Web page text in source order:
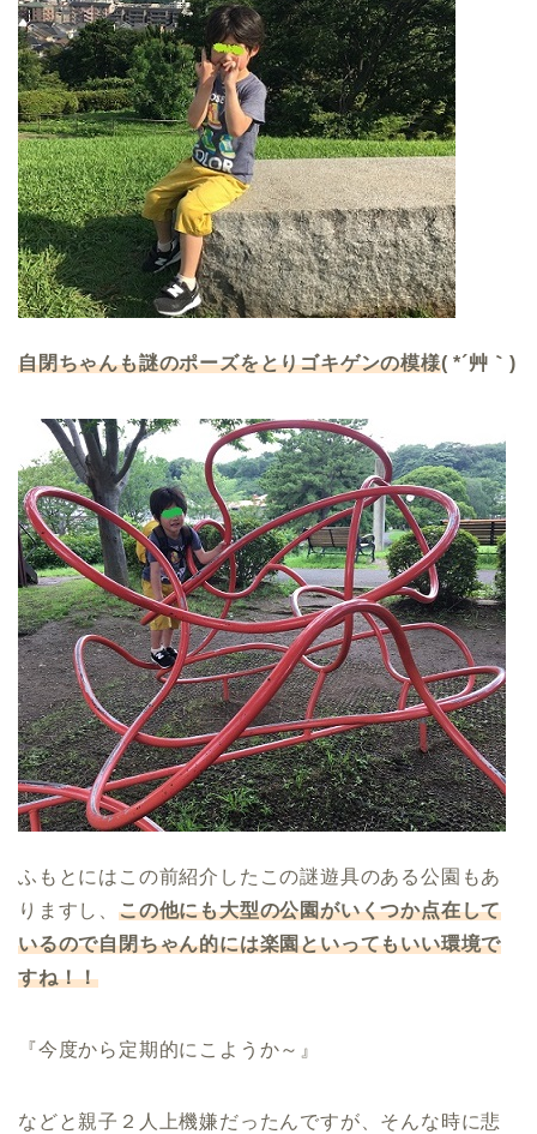
自閉ちゃんも謎のポーズをとりゴキゲンの模様( *´艸｀)
ふもとにはこの前紹介したこの謎遊具のある公園もあ
りますし、 この他にも大型の公園がいくつか点在して
いるので自閉ちゃん的には楽園といってもいい環境で
すね！！
『今度から定期的にこようか～』
などと親子２人上機嫌だったんですが、そんな時に悲